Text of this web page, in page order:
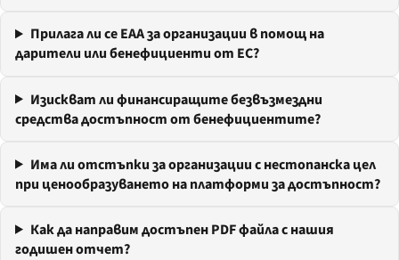
Прилага ли се EAA за организации в помощ на
дарители или бенефициенти от ЕС?
Изискват ли финансиращите безвъзмездни
средства достъпност от бенефициентите?
Има ли отстъпки за организации с нестопанска цел
при ценообразуването на платформи за достъпност?
Как да направим достъпен PDF файла с нашия
годишен отчет?